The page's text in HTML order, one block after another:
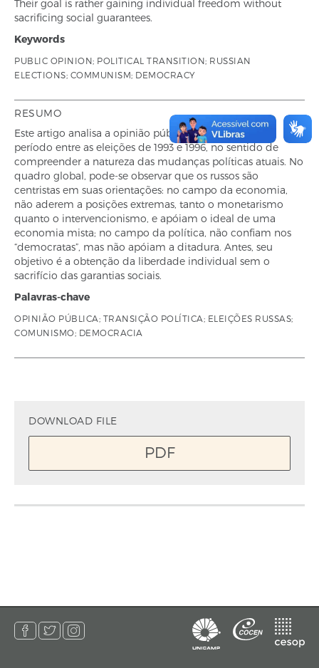
Their goal is rather gaining individual freedom without
sacrificing social guarantees.
Keywords
PUBLIC OPINION; POLITICAL TRANSITION; RUSSIAN
ELECTIONS; COMMUNISM; DEMOCRACY
RESUMO
Este artigo analisa a opinião pública russa durante o
período entre as eleições de 1993 e 1996, no sentido de
compreender a natureza das mudanças políticas atuais. No
quadro global, pode-se observar que os russos são
centristas em suas orientações: no campo da economia,
não aderem a posições extremas, tanto o monetarismo
quanto o intervencionismo, e apóiam o ideal de uma
economia mista; no campo da política, não confiam nos
“democratas”, mas não apóiam a ditadura. Antes, seu
objetivo é a obtenção da liberdade individual sem o
sacrifício das garantias sociais.
Palavras-chave
OPINIÃO PÚBLICA; TRANSIÇÃO POLÍTICA; ELEIÇÕES RUSSAS;
COMUNISMO; DEMOCRACIA
DOWNLOAD FILE
PDF